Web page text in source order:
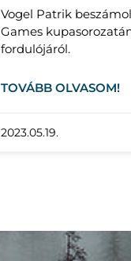
Vogel Patrik
Games
fordulójáról.
TOVÁBB OLVASOM!
2023.05.19.